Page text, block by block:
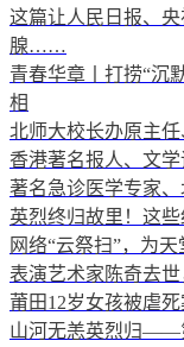
这篇让人民日报、
腺……
青春华章丨打捞“沉
相
北师大校长办原主
香港著名报人、文
著名急诊医学专家
英烈终归故里！这
网络“云祭扫”，为
表演艺术家陈奇去
莆田12岁女孩被虐
山河无恙英烈归——